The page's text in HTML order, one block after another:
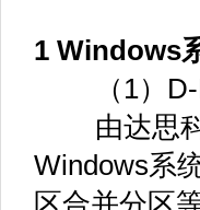
1 Windows
（1）D-
由达思科
Windows系
区合并分区